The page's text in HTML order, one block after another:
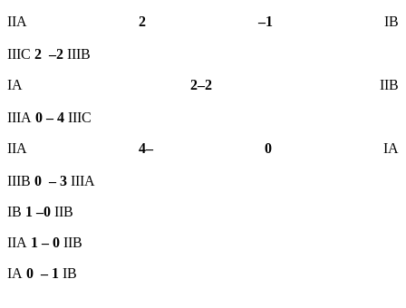
IIA2 –1IB
IIIC 2 –2 IIIB
IA 2–2 IIB
IIIA 0 – 4 IIIC
IIA 4– 0 IA
IIIB 0 – 3 IIIA
IB 1 –0 IIB
IIA 1 – 0 IIB
IA 0 – 1 IB